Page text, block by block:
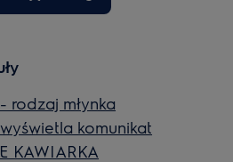
rodzaj młynka
komunikat
KAWIARKA